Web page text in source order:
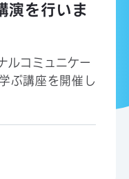
演を行いま
ルコミュニケー
ぶ講座を開催し